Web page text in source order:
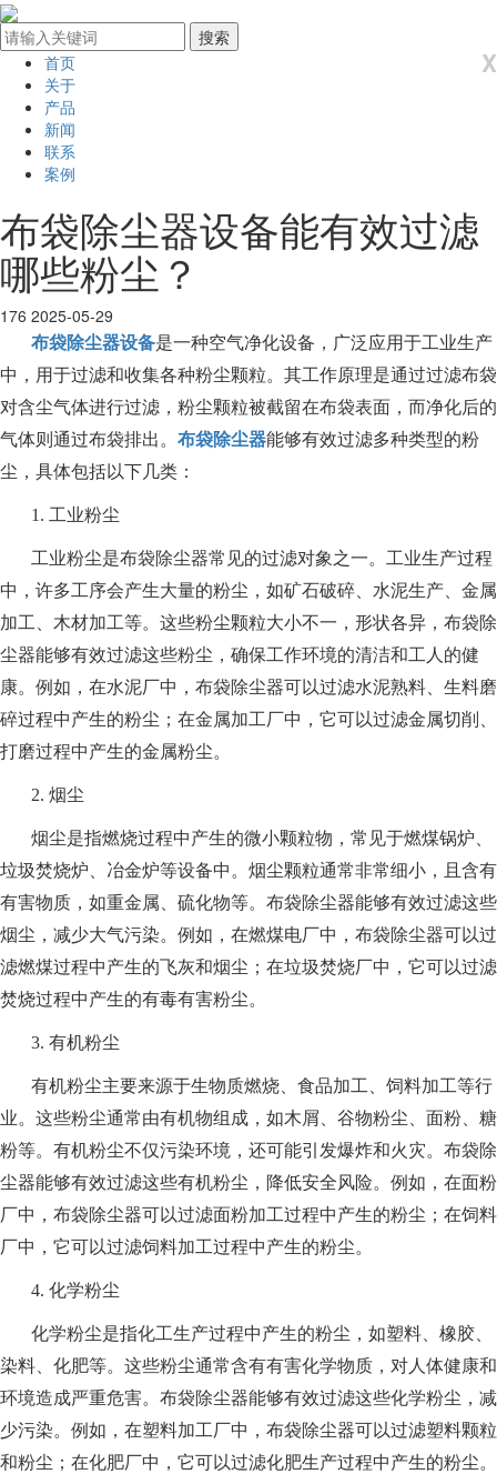
X
首页
关于
产品
新闻
联系
案例
布袋除尘器设备能有效过滤
哪些粉尘？
176 2025-05-29
布袋除尘器设备是一种空气净化设备，广泛应用于工业生产
中，用于过滤和收集各种粉尘颗粒。其工作原理是通过过滤布袋
对含尘气体进行过滤，粉尘颗粒被截留在布袋表面，而净化后的
气体则通过布袋排出。 布袋除尘器能够有效过滤多种类型的粉
尘，具体包括以下几类：
1. 工业粉尘
工业粉尘是布袋除尘器常见的过滤对象之一。工业生产过程
中，许多工序会产生大量的粉尘，如矿石破碎、水泥生产、金属
加工、木材加工等。这些粉尘颗粒大小不一，形状各异，布袋除
尘器能够有效过滤这些粉尘，确保工作环境的清洁和工人的健
康。例如，在水泥厂中，布袋除尘器可以过滤水泥熟料、生料磨
碎过程中产生的粉尘；在金属加工厂中，它可以过滤金属切削、
打磨过程中产生的金属粉尘。
2. 烟尘
烟尘是指燃烧过程中产生的微小颗粒物，常见于燃煤锅炉、
垃圾焚烧炉、冶金炉等设备中。烟尘颗粒通常非常细小，且含有
有害物质，如重金属、硫化物等。布袋除尘器能够有效过滤这些
烟尘，减少大气污染。例如，在燃煤电厂中，布袋除尘器可以过
滤燃煤过程中产生的飞灰和烟尘；在垃圾焚烧厂中，它可以过滤
焚烧过程中产生的有毒有害粉尘。
3. 有机粉尘
有机粉尘主要来源于生物质燃烧、食品加工、饲料加工等行
业。这些粉尘通常由有机物组成，如木屑、谷物粉尘、面粉、糖
粉等。有机粉尘不仅污染环境，还可能引发爆炸和火灾。布袋除
尘器能够有效过滤这些有机粉尘，降低安全风险。例如，在面粉
厂中，布袋除尘器可以过滤面粉加工过程中产生的粉尘；在饲料
厂中，它可以过滤饲料加工过程中产生的粉尘。
4. 化学粉尘
化学粉尘是指化工生产过程中产生的粉尘，如塑料、橡胶、
染料、化肥等。这些粉尘通常含有有害化学物质，对人体健康和
环境造成严重危害。布袋除尘器能够有效过滤这些化学粉尘，减
少污染。例如，在塑料加工厂中，布袋除尘器可以过滤塑料颗粒
和粉尘；在化肥厂中，它可以过滤化肥生产过程中产生的粉尘。